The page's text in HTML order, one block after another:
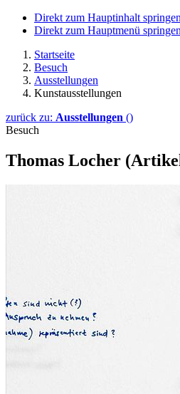
Direkt zum Hauptinhalt springen
Direkt zum Hauptmenü springen
Startseite
Besuch
Ausstellungen
Kunstausstellungen
zurück zu: Ausstellungen ()
Besuch
Thomas Locher